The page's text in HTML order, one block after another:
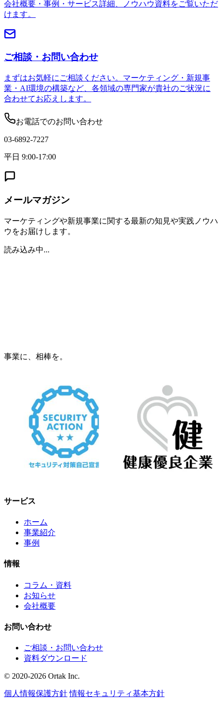
会社概要・事例・サービス詳細、ノウハウ資料をご覧いただ
けます。
ご相談・お問い合わせ
まずはお気軽にご相談ください。マーケティング・新規事
業・AI環境の構築など、各領域の専門家が貴社のご状況に
合わせてお応えします。
お電話でのお問い合わせ
03-6892-7227
平日 9:00-17:00
メールマガジン
マーケティングや新規事業に関する最新の知見や実践ノウハ
ウをお届けします。
読み込み中...
事業に、相棒を。
サービス
ホーム
事業紹介
事例
情報
コラム・資料
お知らせ
会社概要
お問い合わせ
ご相談・お問い合わせ
資料ダウンロード
© 2020-2026 Ortak Inc.
個人情報保護方針 情報セキュリティ基本方針